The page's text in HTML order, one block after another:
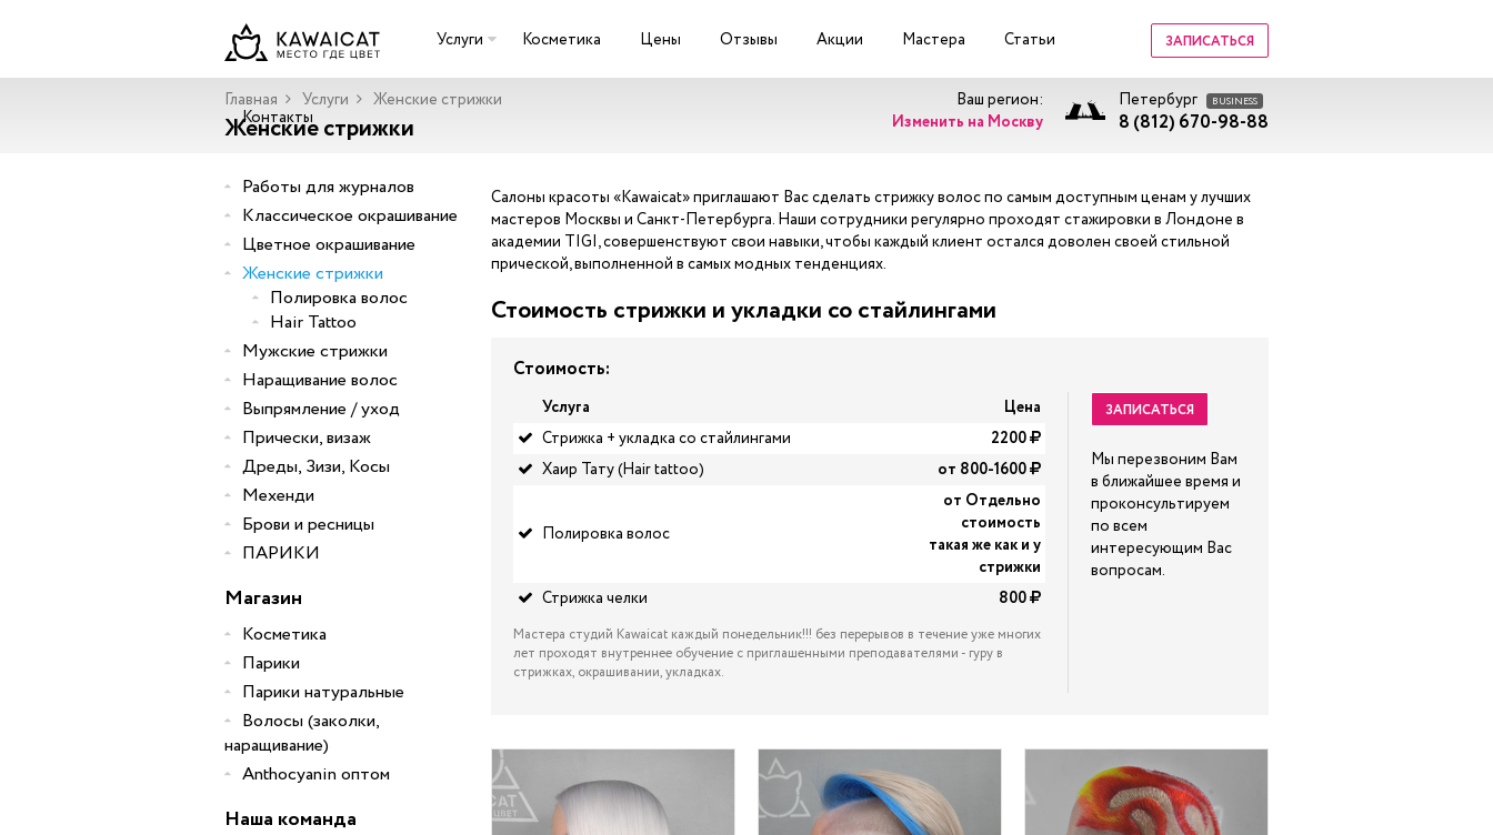
ЗАПИСАТЬСЯ
Услуги Косметика Цены Отзывы Акции Мастера Статьи
Контакты
Ваш регион:
Изменить на Москву
Петербург BUSINESS
8 (812) 670-98-88
Главная Услуги Женские стрижки
Женские стрижки
Работы для журналов
Классическое окрашивание
Цветное окрашивание
Женские стрижки
Полировка волос
Hair Tattoo
Мужские стрижки
Наращивание волос
Выпрямление / уход
Прически, визаж
Дреды, Зизи, Косы
Мехенди
Брови и ресницы
ПАРИКИ
Магазин
Косметика
Парики
Парики натуральные
Волосы (заколки,
наращивание)
Anthocyanin оптом
Наша команда
Салоны красоты «Kawaicat» приглашают Вас сделать стрижку волос по самым доступным ценам у лучших
мастеров Москвы и Санкт-Петербурга. Наши сотрудники регулярно проходят стажировки в Лондоне в
академии TIGI, совершенствуют свои навыки, чтобы каждый клиент остался доволен своей стильной
прической, выполненной в самых модных тенденциях.
Стоимость стрижки и укладки со стайлингами
Стоимость:
Услуга
Цена
Стрижка + укладка со стайлингами
2200
Хаир Тату (Hair tattoo)
от 800-1600
Полировка волос
от Отдельно
стоимость
такая же как и у
стрижки
Стрижка челки
800
Мастера студий Kawaicat каждый понедельник!!! без перерывов в течение уже многих
лет проходят внутреннее обучение с приглашенными преподавателями - гуру в
стрижках, окрашивании, укладках.
ЗАПИСАТЬСЯ
Мы перезвоним Вам
в ближайшее время и
проконсультируем
по всем
интересующим Вас
вопросам.